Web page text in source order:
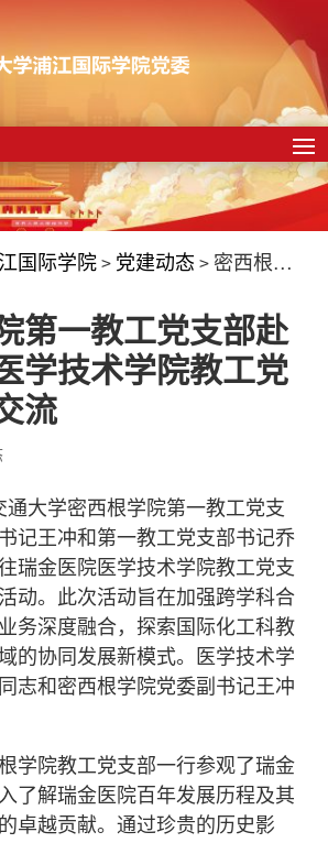
国际学院> 党建动态 > 密西根学院第一教工党支部赴瑞金医院医学技术学院教工党支部学习交流
第一教工党支部赴
学技术学院教工党
流
通大学密西根学院第一教工党支
记王冲和第一教工党支部书记乔
瑞金医院医学技术学院教工党支
动。此次活动旨在加强跨学科合
务深度融合，探索国际化工科教
的协同发展新模式。医学技术学
志和密西根学院党委副书记王冲
学院教工党支部一行参观了瑞金
了解瑞金医院百年发展历程及其
卓越贡献。通过珍贵的历史影